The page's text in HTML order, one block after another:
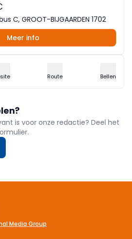
C, GROOT-BIJGAARDEN 1702
Meer info
Route Bellen
is voor onze redactie? Deel het
Media Group